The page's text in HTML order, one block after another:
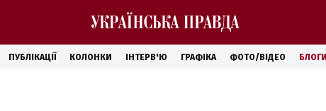
ПУБЛІКАЦІЇ КОЛОНКИ ІНТЕРВ'Ю ГРАФІКА ФОТО/ВІДЕО БЛОГИ